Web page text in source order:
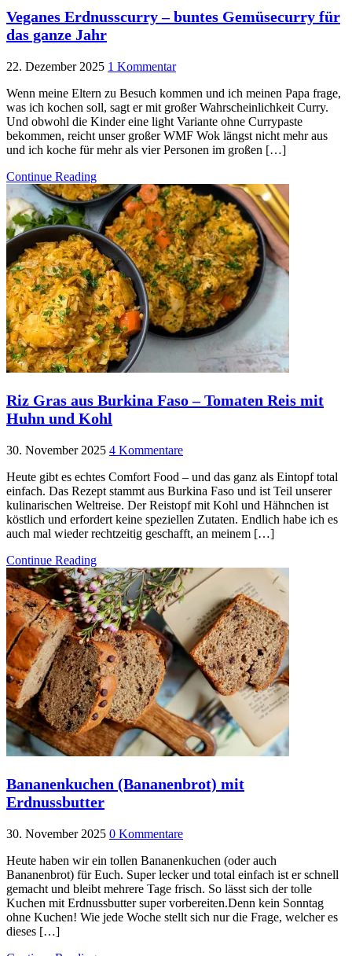
Veganes Erdnusscurry – buntes Gemüsecurry für
das ganze Jahr
22. Dezember 2025 1 Kommentar
Wenn meine Eltern zu Besuch kommen und ich meinen Papa frage,
was ich kochen soll, sagt er mit großer Wahrscheinlichkeit Curry.
Und obwohl die Kinder eine light Variante ohne Currypaste
bekommen, reicht unser großer WMF Wok längst nicht mehr aus
und ich koche für mehr als vier Personen im großen […]
Continue Reading
Riz Gras aus Burkina Faso – Tomaten Reis mit
Huhn und Kohl
30. November 2025 4 Kommentare
Heute gibt es echtes Comfort Food – und das ganz als Eintopf total
einfach. Das Rezept stammt aus Burkina Faso und ist Teil unserer
kulinarischen Weltreise. Der Reistopf mit Kohl und Hähnchen ist
köstlich und erfordert keine speziellen Zutaten. Endlich habe ich es
auch mal wieder rechtzeitig geschafft, an meinem […]
Continue Reading
Bananenkuchen (Bananenbrot) mit
Erdnussbutter
30. November 2025 0 Kommentare
Heute haben wir ein tollen Bananenkuchen (oder auch
Bananenbrot) für Euch. Super lecker und total einfach ist er schnell
gemacht und bleibt mehrere Tage frisch. So lässt sich der tolle
Kuchen mit Erdnussbutter super vorbereiten.Denn kein Sonntag
ohne Kuchen! Wie jede Woche stellt sich nur die Frage, welcher es
dieses […]